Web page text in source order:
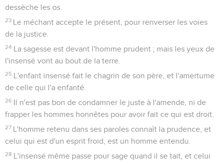
dessèche les os.
23 Le méchant accepte le présent, pour renverser les voies
de la justice.
24 La sagesse est devant l'homme prudent ; mais les yeux de
l'insensé vont au bout de la terre.
25 L'enfant insensé fait le chagrin de son père, et l'amertume
de celle qui l'a enfanté.
26 Il n'est pas bon de condamner le juste à l'amende, ni de
frapper les hommes honnêtes pour avoir fait ce qui est droit.
27 L'homme retenu dans ses paroles connaît la prudence, et
celui qui est d'un esprit froid, est un homme entendu.
28 L'insensé même passe pour sage quand il se tait, et celui